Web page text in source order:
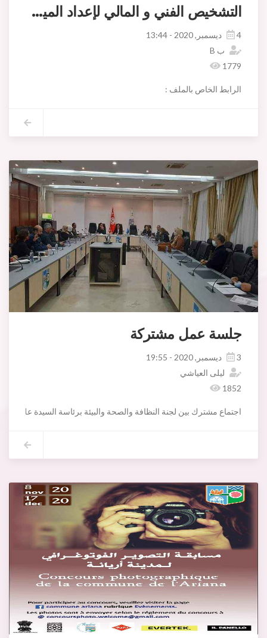
التشخيص الفني و المالي لإعداد الميزانية التشاركية لسنة 2021
4 ديسمبر, 2020 - 13:44
ب B
1779
الرابط الخاص بالملف :
جلسة عمل مشتركة
3 ديسمبر, 2020 - 19:55
ليلى العياشي
1852
اجتماع مشترك بين لجنة النظافة والصحة والبيئة برئاسة السيدة علياء التومي و لجنة الأشغال والتهيئة العمرانية برئاسة السيدة سلوى التومي